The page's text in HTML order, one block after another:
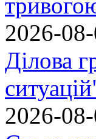
2026-
Ділова
2026-